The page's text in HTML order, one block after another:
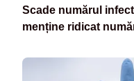
Scade numărul
menține ridicat